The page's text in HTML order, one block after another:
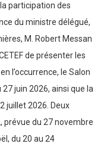
participation des
du ministre délégué,
M. Robert Messan
de présenter les
l’occurrence, le Salon
juin 2026, ainsi que la
juillet 2026. Deux
prévue du 27 novembre
du 20 au 24